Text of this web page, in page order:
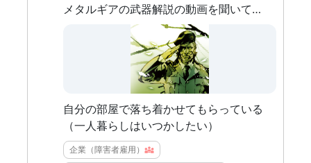
メタルギアの武器解説の動画を聞いて寝落ちする日々
自分の部屋で落ち着かせてもらっている
（一人暮らしはいつかしたい）
企業（障害者雇用）